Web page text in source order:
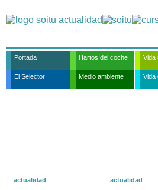
Portada Hartos del coche Vida
El Selector Medio ambiente Vida
actualidad
actualidad